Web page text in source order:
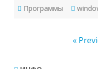
Программы
«